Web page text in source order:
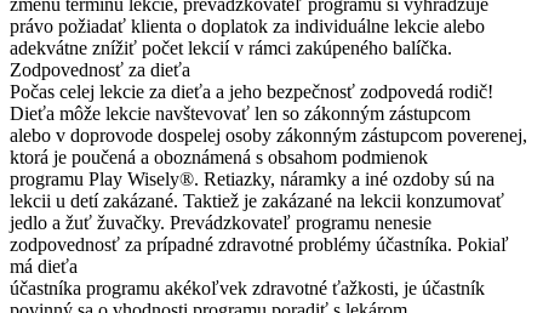
právo požiadať klienta o doplatok za individuálne lekcie alebo
adekvátne znížiť počet lekcií v rámci zakúpeného balíčka.
Zodpovednosť za dieťa
Počas celej lekcie za dieťa a jeho bezpečnosť zodpovedá rodič!
Dieťa môže lekcie navštevovať len so zákonným zástupcom
alebo v doprovode dospelej osoby zákonným zástupcom poverenej,
ktorá je poučená a oboznámená s obsahom podmienok
programu Play Wisely®. Retiazky, náramky a iné ozdoby sú na
lekcii u detí zakázané. Taktiež je zakázané na lekcii konzumovať
jedlo a žuť žuvačky. Prevádzkovateľ programu nenesie
zodpovednosť za prípadné zdravotné problémy účastníka. Pokiaľ
má dieťa
účastníka programu akékoľvek zdravotné ťažkosti, je účastník